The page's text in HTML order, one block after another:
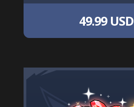
49.99 USD